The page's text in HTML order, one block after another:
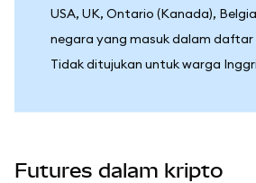
USA, UK, Ontario (Kanada),
negara yang masuk dalam daftar
Tidak ditujukan untuk warga
Futures dalam kripto